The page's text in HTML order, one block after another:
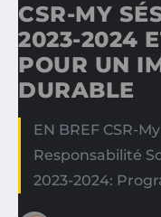
CSR-MY
2023-2024
POUR UN
DURABLE
EN BREF CSR-
Responsabilité
2023-2024: